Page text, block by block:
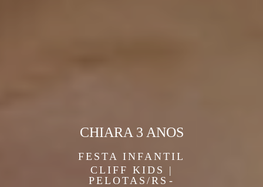
FESTA INFANTIL
CLIFF KIDS |
PELOTAS/RS
CHIARA 3 ANOS